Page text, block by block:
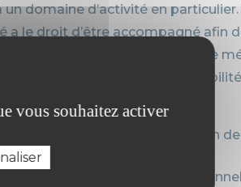
un domaine d’activité en
a le droit d’être accompagné afin
son projet. En effet, le
n’est pas limité à la
des comptes, l’évaluation
et leur consolidation ;
(tableau de bord,
vous souhaitez activer